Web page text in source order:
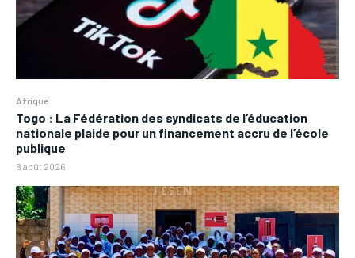
Afrique
Togo : La Fédération des syndicats de l’éducation
nationale plaide pour un financement accru de l’école
publique
8 août 2026